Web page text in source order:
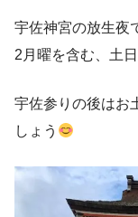
宇佐神宮の放生夜
2月曜を含む、土
宇佐参りの後はお
しょう